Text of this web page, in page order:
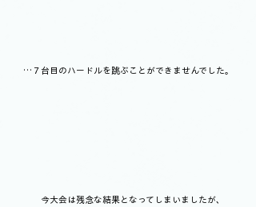
…７台目のハードルを跳ぶことができませんでした。
今大会は残念な結果となってしまいましたが、